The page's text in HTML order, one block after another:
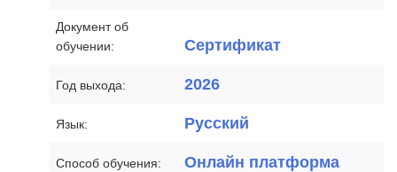
Документ об
обучении:
Сертификат
Год выхода: 2026
Язык: Русский
Способ обучения: Онлайн платформа